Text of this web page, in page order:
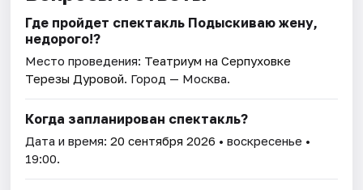
Где пройдет спектакль Подыскиваю жену,
недорого!?
Место проведения: Театриум на Серпуховке
Терезы Дуровой. Город — Москва.
Когда запланирован спектакль?
Дата и время:20 сентября 2026 • воскресенье •
19:00.